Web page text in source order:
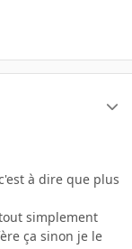
à dire que plus
simplement
ça sinon je le